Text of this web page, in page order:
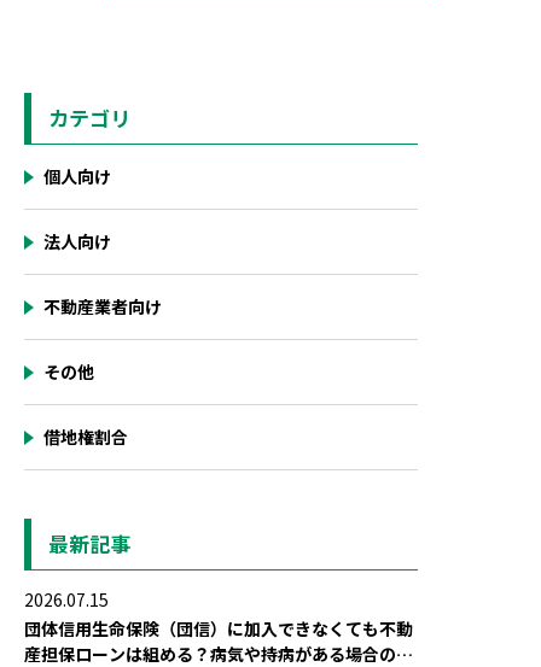
カテゴリ
個人向け
法人向け
不動産業者向け
その他
借地権割合
最新記事
2026.07.15
団体信用生命保険（団信）に加入できなくても不動
産担保ローンは組める？病気や持病がある場合の対